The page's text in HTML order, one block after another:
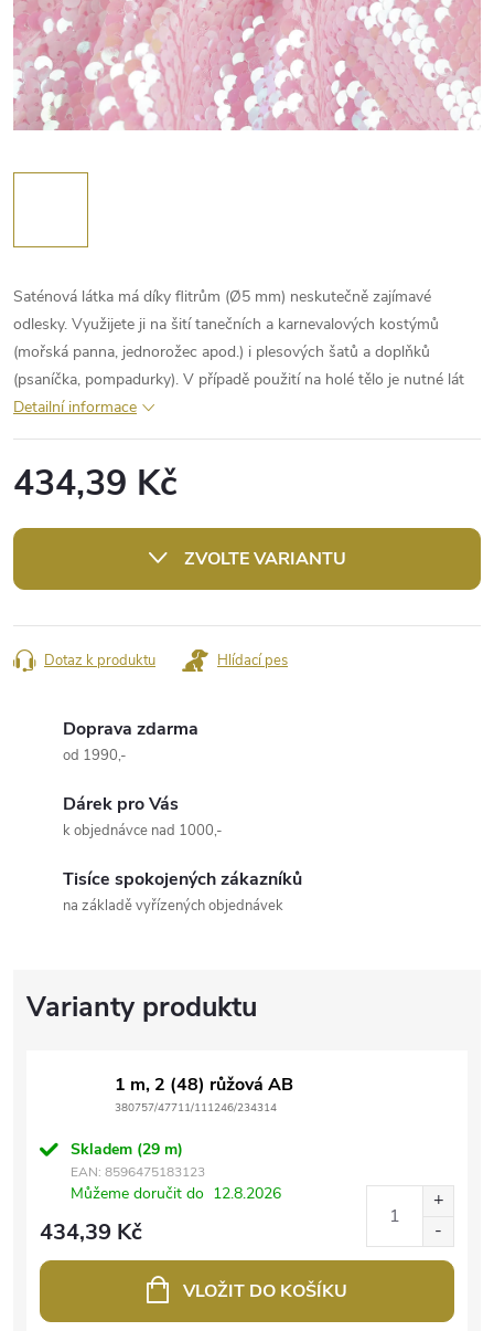
Saténová látka má díky flitrům (Ø5 mm) neskutečně zajímavé
odlesky. Využijete ji na šití tanečních a karnevalových kostýmů
(mořská panna, jednorožec apod.) i plesových šatů a doplňků
(psaníčka, pompadurky). V případě použití na holé tělo je nutné lát
Detailní informace
434,39 Kč
cena:
ZVOLTE VARIANTU
Dotaz k produktu Hlídací pes
Doprava zdarma
od 1990,-
Dárek pro Vás
k objednávce nad 1000,-
Tisíce spokojených zákazníků
na základě vyřízených objednávek
1 m, 2 (48) růžová AB
380757/47711/111246/234314
Skladem (29 m)
EAN: 8596475183123
Můžeme doručit do 12.8.2026
434,39 Kč
VLOŽIT DO KOŠÍKU